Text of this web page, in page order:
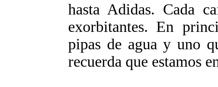
hasta Adidas. Cada
exorbitantes. En
pipas de agua y uno
recuerda que estamos